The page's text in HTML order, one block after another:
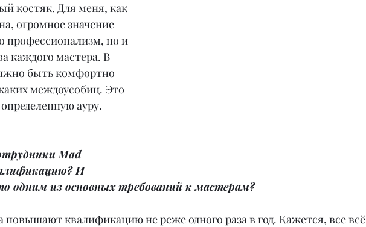
костяк. Для меня, как
огромное значение
профессионализм, но и
каждого мастера. В
быть комфортно
междоусобиц. Это
ауру.
Mad
И
одним из основных требований к мастерам?
повышают квалификацию не реже одного раза в год. Кажется, все всё